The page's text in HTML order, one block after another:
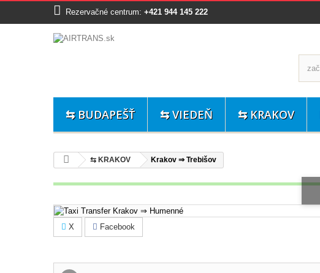
Rezervačné centrum: +421 944 145 222
⇆ BUDAPEŠŤ ⇆ VIEDEŇ ⇆ KRAKOV
⇆ KRAKOV Krakov ⇒ Trebišov
X Facebook